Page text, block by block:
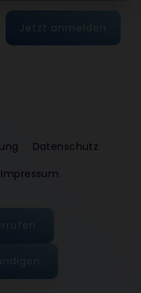
Jetzt anmelden
Datenschutz
Impressum